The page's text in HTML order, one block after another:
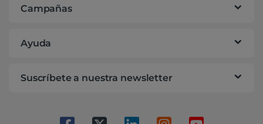
Campañas
Ayuda
Suscríbete a nuestra newsletter